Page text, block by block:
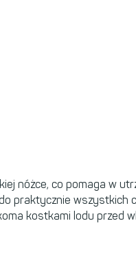
nóżce, co pomaga w
praktycznie wszystkich
kostkami lodu przed